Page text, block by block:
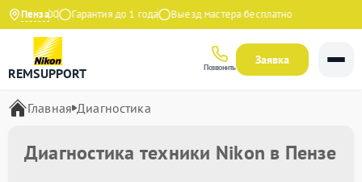
Пенза
до 21:00 Гарантия до 1 года Выезд мастера бесплатно
REMSUPPORT Позвонить
Заявка
Главная Диагностика
Диагностика техники Nikon в Пензе